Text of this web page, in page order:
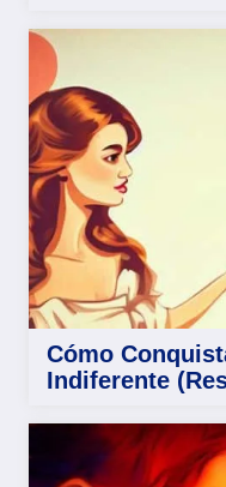
Cómo
Indiferente